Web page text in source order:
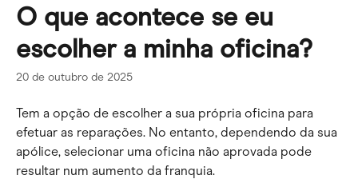
O que acontece se eu
escolher a minha oficina?
20 de outubro de 2025
Tem a opção de escolher a sua própria oficina para
efetuar as reparações. No entanto, dependendo da sua
apólice, selecionar uma oficina não aprovada pode
resultar num aumento da franquia.